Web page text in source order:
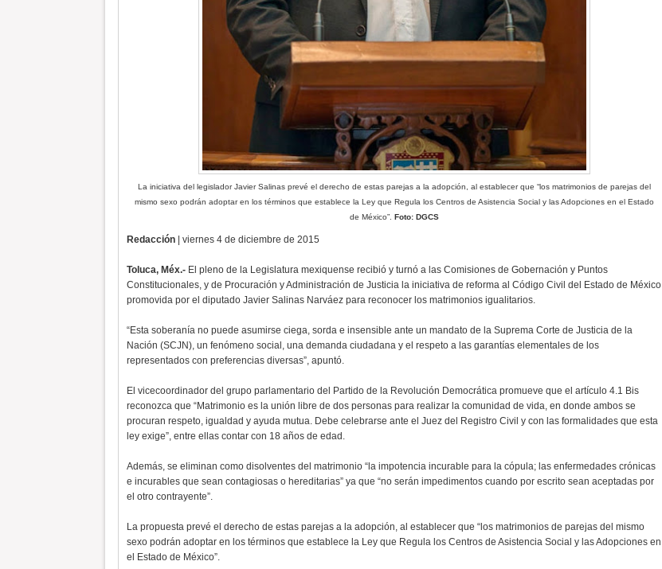
La iniciativa del legislador Javier Salinas prevé el derecho de estas parejas a la adopción, al establecer que “los matrimonios de parejas del
mismo sexo podrán adoptar en los términos que establece la Ley que Regula los Centros de Asistencia Social y las Adopciones en el Estado
de México”. Foto: DGCS
Redacción| viernes 4 de diciembre de 2015
Toluca, Méx.-El pleno de la Legislatura mexiquense recibió y turnó a las Comisiones de Gobernación y Puntos
Constitucionales, y de Procuración y Administración de Justicia la iniciativa de reforma al Código Civil del Estado de México
promovida por el diputado Javier Salinas Narváez para reconocer los matrimonios igualitarios.
“Esta soberanía no puede asumirse ciega, sorda e insensible ante un mandato de la Suprema Corte de Justicia de la
Nación (SCJN), un fenómeno social, una demanda ciudadana y el respeto a las garantías elementales de los
representados con preferencias diversas”, apuntó.
El vicecoordinador del grupo parlamentario del Partido de la Revolución Democrática promueve que el artículo 4.1 Bis
reconozca que “Matrimonio es la unión libre de dos personas para realizar la comunidad de vida, en donde ambos se
procuran respeto, igualdad y ayuda mutua. Debe celebrarse ante el Juez del Registro Civil y con las formalidades que esta
ley exige”, entre ellas contar con 18 años de edad.
Además, se eliminan como disolventes del matrimonio “la impotencia incurable para la cópula; las enfermedades crónicas
e incurables que sean contagiosas o hereditarias” ya que “no serán impedimentos cuando por escrito sean aceptadas por
el otro contrayente”.
La propuesta prevé el derecho de estas parejas a la adopción, al establecer que “los matrimonios de parejas del mismo
sexo podrán adoptar en los términos que establece la Ley que Regula los Centros de Asistencia Social y las Adopciones en
el Estado de México”.